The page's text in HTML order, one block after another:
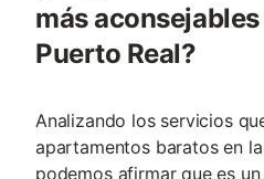
más
Puerto Real?
Analizando los servicios
apartamentos baratos en
podemos afirmar que es